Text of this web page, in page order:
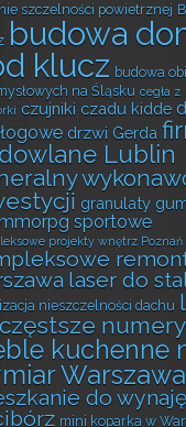
szczelności powietrznej
budowa
klucz budowa
na Śląsku cegła z
czujniki czadu kidde
drzwi Gerda
Lublin
granulaty
sportowe
projekty wnętrz Poznań
laser do
nieszczelności dachu
numery
kuchenne
Warszawa
do
mini koparka w